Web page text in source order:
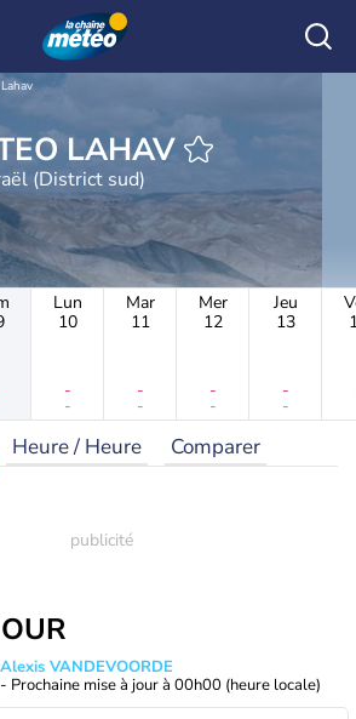
Lahav
METEO LAHAV
(District sud)
Lun
10
-
-
Mar
11
-
-
Mer
12
-
-
Jeu
13
-
-
Heure / Heure Comparer
Alexis VANDEVOORDE
- Prochaine mise à jour à 00h00 (heure locale)